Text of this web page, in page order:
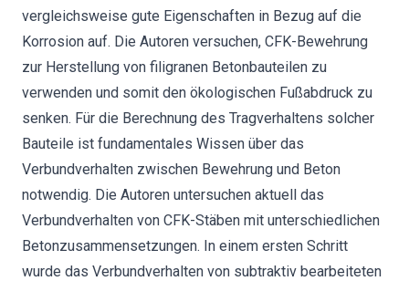
vergleichsweise gute Eigenschaften in Bezug auf die
Korrosion auf. Die Autoren versuchen, CFK-Bewehrung
zur Herstellung von filigranen Betonbauteilen zu
verwenden und somit den ökologischen Fußabdruck zu
senken. Für die Berechnung des Tragverhaltens solcher
Bauteile ist fundamentales Wissen über das
Verbundverhalten zwischen Bewehrung und Beton
notwendig. Die Autoren untersuchen aktuell das
Verbundverhalten von CFK-Stäben mit unterschiedlichen
Betonzusammensetzungen. In einem ersten Schritt
wurde das Verbundverhalten von subtraktiv bearbeiteten